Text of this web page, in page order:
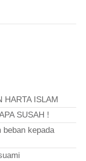
HARTA ISLAM
SUSAH !
beban kepada